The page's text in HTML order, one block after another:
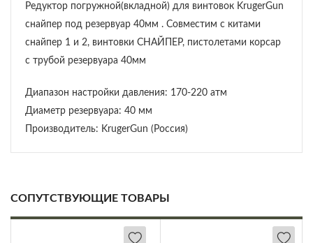
Редуктор погружной(вкладной) для винтовок KrugerGun
снайпер под резервуар 40мм . Совместим с китами
снайпер 1 и 2, винтовки СНАЙПЕР, пистолетами корсар
с трубой резервуара 40мм
Диапазон настройки давления: 170-220 атм
Диаметр резервуара: 40 мм
Производитель: KrugerGun (Россия)
СОПУТСТВУЮЩИЕ ТОВАРЫ